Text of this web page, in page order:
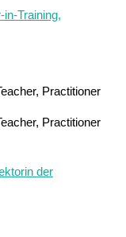
in-Training,
Practitioner
Practitioner
der